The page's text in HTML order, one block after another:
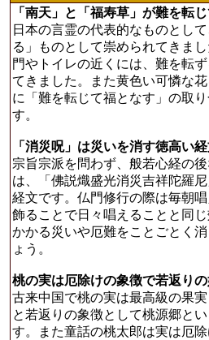
「南天」と「福寿草」が難を転
日本の言霊の代表的なものとし
る」ものとして崇められてきま
門やトイレの近くには、難を転
てきました。また黄色い可憐な
に「難を転じて福となす」の取
す。
「消災呪」は災いを消す徳高い
宗旨宗派を問わず、般若心経の後
は、「佛説熾盛光消災吉祥陀羅
経文です。仏門修行の際は毎朝
飾ることで日々唱えることと同
かかる災いや厄難をことごとく
ょう。
桃の実は厄除けの象徴で若返り
古来中国で桃の実は最高級の果
と若返りの象徴として桃源郷と
す。また童話の桃太郎は実は厄